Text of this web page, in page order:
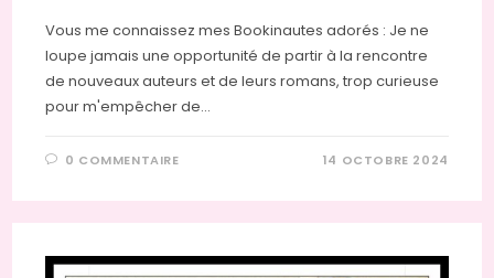
Vous me connaissez mes Bookinautes adorés : Je ne
loupe jamais une opportunité de partir à la rencontre
de nouveaux auteurs et de leurs romans, trop curieuse
pour m'empêcher de…
0 COMMENTAIRE 14 OCTOBRE 2024